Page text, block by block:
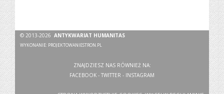
© 2013-2026ANTYKWARIAT HUMANITAS
WYKONANIE: PROJEKTOWANIESTRON.PL
ZNAJDZIESZ NAS RÓWNIEŻ NA:
FACEBOOK - TWITTER - INSTAGRAM